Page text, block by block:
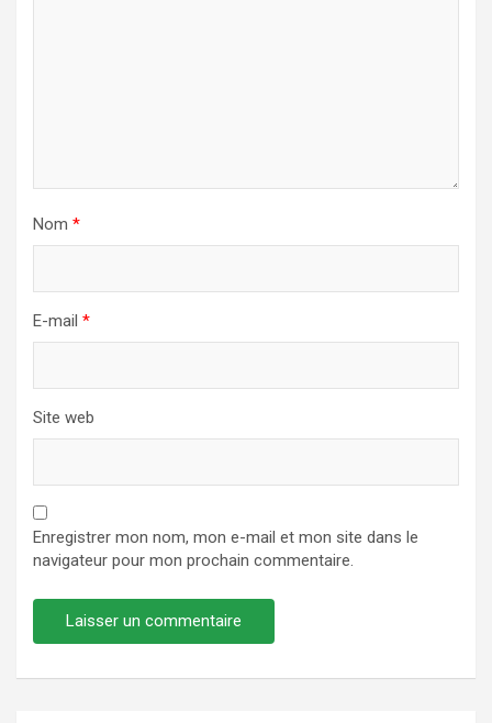
Nom *
E-mail *
Site web
Enregistrer mon nom, mon e-mail et mon site dans le
navigateur pour mon prochain commentaire.